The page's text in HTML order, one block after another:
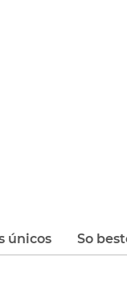
únicos So